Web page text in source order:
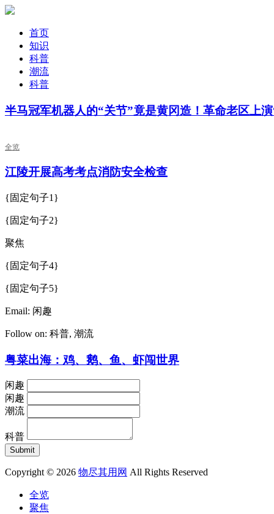
首页
知识
科普
潮流
科普
半马冠军机器人的“关节”竟是黄冈造！革命老区上
全览
​江陵开展高考考点消防安全检查
{固定句子1}
{固定句子2}
聚焦
{固定句子4}
{固定句子5}
Email: 闲趣
Follow on: 科普, 潮流
粤菜出海：鸡、鹅、鱼、虾闯世界
闲趣
闲趣
潮流
科普
Copyright © 2026 物尽其用网 All Rights Reserved
全览
聚焦